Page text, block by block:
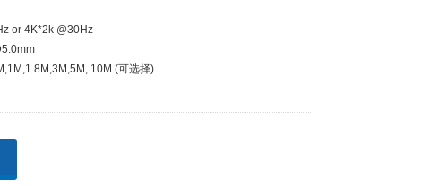
or 4K*2k @30Hz
10M (可选择)